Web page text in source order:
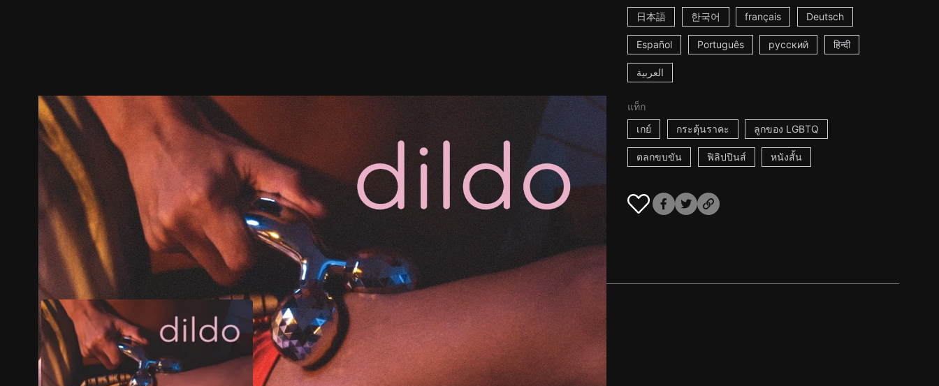
日本語 한국어 français Deutsch
Español Português русский हिन्दी
العربية
แท็ก
เกย์
กระตุ้นราคะ ลูกของ LGBTQ
ตลกขบขัน ฟิลิปปินส์ หนังสั้น
ตัวอย่าง ภาพนิ่ง เนื้อหาที่แนะนำ รายละเอียด